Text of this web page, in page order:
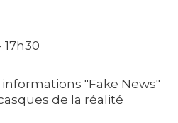
17h30
"Fake News"
de la réalité